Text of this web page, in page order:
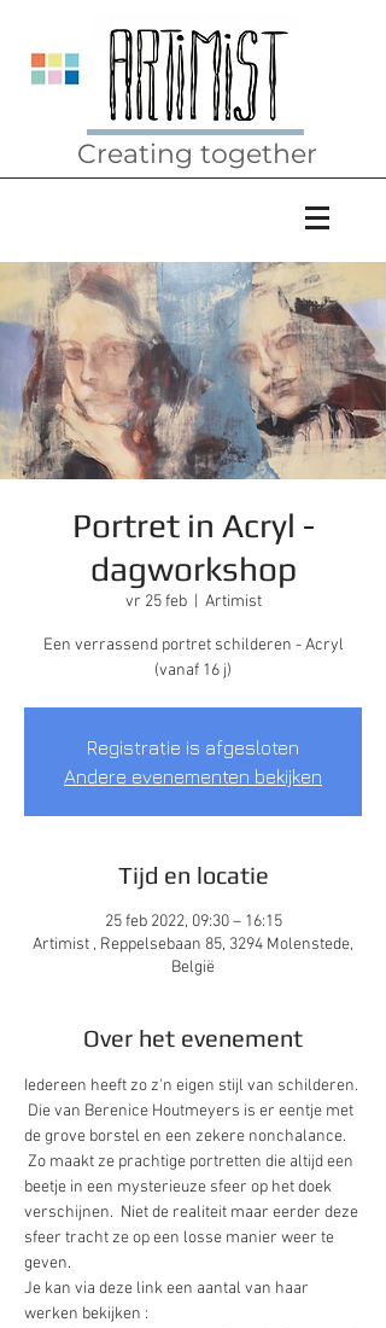
Creating together
Portret in Acryl -
dagworkshop
vr 25 feb
  |
Artimist
Een verrassend portret schilderen - Acryl
(vanaf 16 j)
Registratie is afgesloten
Andere evenementen bekijken
Tijd en locatie
25 feb 2022, 09:30 – 16:15
Artimist , Reppelsebaan 85, 3294 Molenstede,
België
Over het evenement
Iedereen heeft zo z'n eigen stijl van schilderen.
Die van Berenice Houtmeyers is er eentje met
de grove borstel en een zekere nonchalance.
Zo maakt ze prachtige portretten die altijd een
beetje in een mysterieuze sfeer op het doek
verschijnen.  Niet de realiteit maar eerder deze
sfeer tracht ze op een losse manier weer te
geven.
Je kan via deze link een aantal van haar
werken bekijken :